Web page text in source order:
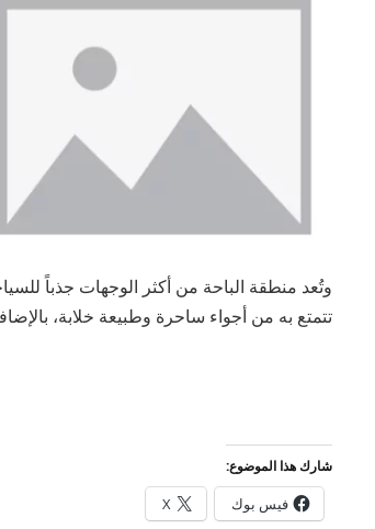
وتُعد منطقة الباحة من أكثر الوجهات جذباً
تتمتع به من أجواء ساحرة وطبيعة خلابة،
شارك هذا الموضوع:
فيس بوك X